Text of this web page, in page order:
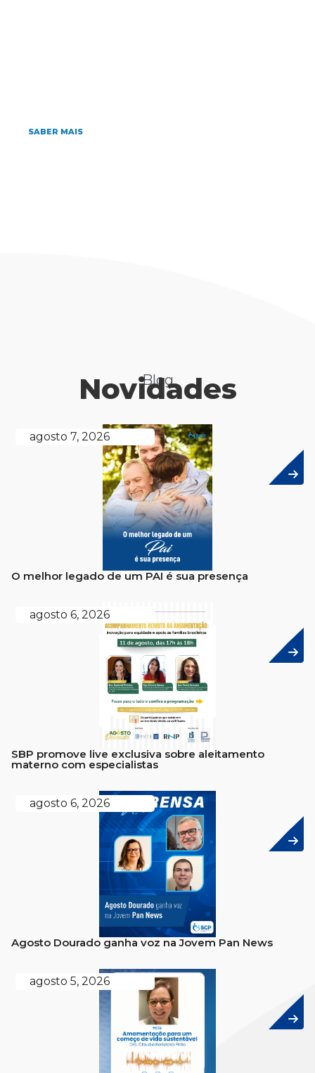
SABER MAIS
Blog
Novidades
agosto 7, 2026
O melhor legado de um PAI é sua presença
agosto 6, 2026
SBP promove live exclusiva sobre aleitamento
materno com especialistas
agosto 6, 2026
Agosto Dourado ganha voz na Jovem Pan News
agosto 5, 2026